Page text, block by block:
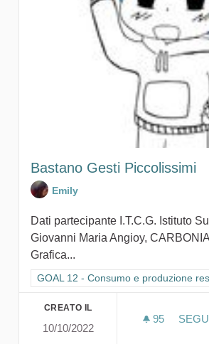
Bastano Gesti Piccolissimi
Emily
Dati partecipante I.T.C.G. Istituto
Giovanni Maria Angioy,
Grafica...
Filtra i risultati per categoria: GOAL
GOAL 12 - Consumo e produzione
CREATO IL
10/10/2022
95 95